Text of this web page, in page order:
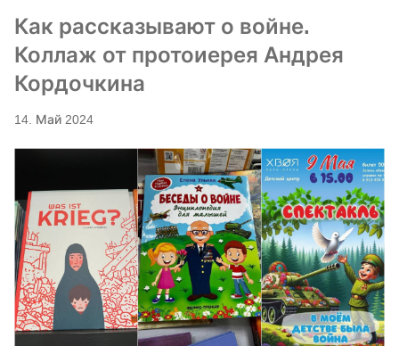
Как рассказывают о войне.
Коллаж от протоиерея Андрея
Кордочкина
14. Май 2024